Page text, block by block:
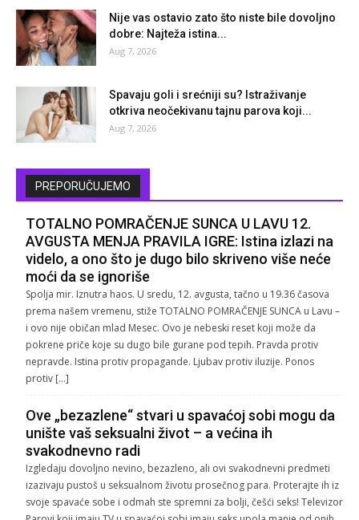
Nije vas ostavio zato što niste bile dovoljno
dobre: Najteža istina...
Aug 7, 2026
Spavaju goli i srećniji su? Istraživanje
otkriva neočekivanu tajnu parova koji...
Aug 7, 2026
PREPORUČUJEMO
TOTALNO POMRAČENJE SUNCA U LAVU 12.
AVGUSTA MENJA PRAVILA IGRE: Istina izlazi na
videlo, a ono što je dugo bilo skriveno više neće
moći da se ignoriše
Spolja mir. Iznutra haos. U sredu, 12. avgusta, tačno u 19.36 časova
prema našem vremenu, stiže TOTALNO POMRAČENJE SUNCA u Lavu –
i ovo nije običan mlad Mesec. Ovo je nebeski reset koji može da
pokrene priče koje su dugo bile gurane pod tepih. Pravda protiv
nepravde. Istina protiv propagande. Ljubav protiv iluzije. Ponos
protiv […]
Ove „bezazlene“ stvari u spavaćoj sobi mogu da
unište vaš seksualni život – a većina ih
svakodnevno radi
Izgledaju dovoljno nevino, bezazleno, ali ovi svakodnevni predmeti
izazivaju pustoš u seksualnom životu prosečnog para. Proterajte ih iz
svoje spavaće sobe i odmah ste spremni za bolji, češći seks! Televizor